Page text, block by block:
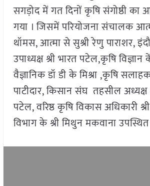
सगड़ोद में गत दिनों कृषि संगोष्ठी का
गया । जिसमें परियोजना संचालक
थॉमस, आत्मा से सुश्री रेणु पाराशर,
उपाध्यक्ष श्री भारत पटेल,कृषि विज्ञान
वैज्ञानिक डॉ डी के मिश्रा ,कृषि
पाटीदार, किसान संघ तहसील अध्यक्ष
पटेल, वरिष्ठ कृषि विकास अधिकारी
विभाग के श्री मिथुन मकवाना